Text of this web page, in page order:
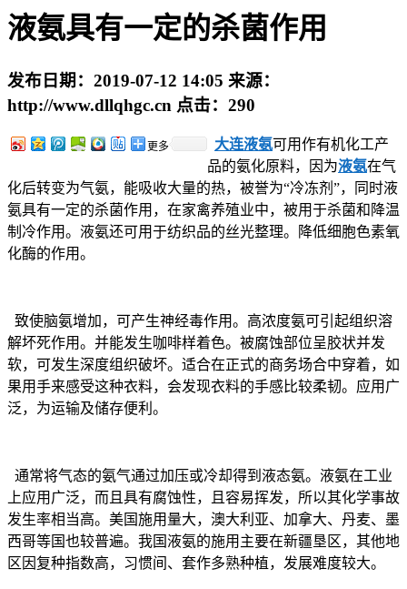
液氨具有一定的杀菌作用
发布日期： 2019-07-12 14:05 来源：
http://www.dllqhgc.cn 点击： 290
更多 大连液氨可用作有机化工产
品的氨化原料，因为液氨在气
化后转变为气氨，能吸收大量的热，被誉为“冷冻剂”，同时液
氨具有一定的杀菌作用，在家禽养殖业中，被用于杀菌和降温
制冷作用。液氨还可用于纺织品的丝光整理。降低细胞色素氧
化酶的作用。
致使脑氨增加，可产生神经毒作用。高浓度氨可引起组织溶
解坏死作用。并能发生咖啡样着色。被腐蚀部位呈胶状并发
软，可发生深度组织破坏。适合在正式的商务场合中穿着，如
果用手来感受这种衣料，会发现衣料的手感比较柔韧。应用广
泛，为运输及储存便利。
通常将气态的氨气通过加压或冷却得到液态氨。液氨在工业
上应用广泛，而且具有腐蚀性，且容易挥发，所以其化学事故
发生率相当高。美国施用量大，澳大利亚、加拿大、丹麦、墨
西哥等国也较普遍。我国液氨的施用主要在新疆垦区，其他地
区因复种指数高，习惯间、套作多熟种植，发展难度较大。